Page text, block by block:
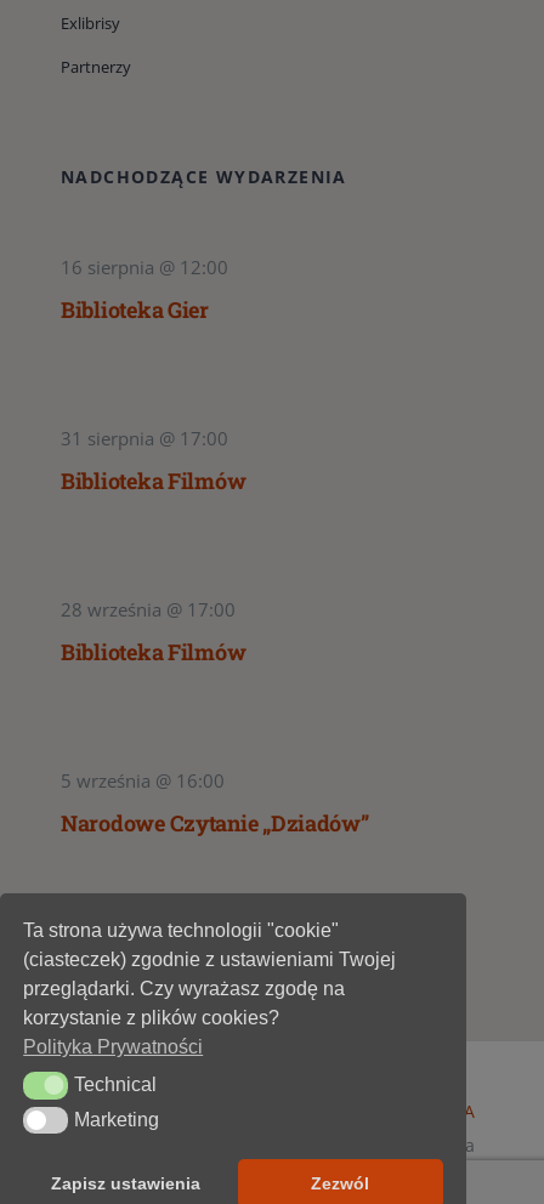
Exlibrisy
Partnerzy
NADCHODZĄCE WYDARZENIA
16 sierpnia @ 12:00
Biblioteka Gier
31 sierpnia @ 17:00
Biblioteka Filmów
28 września @ 17:00
Biblioteka Filmów
5 września @ 16:00
Narodowe Czytanie „Dziadów”
1
© 1947 - 2026 •
Miejska Biblioteka Publiczna im. A
• wszelkie prawa
zastrzeżone • projekt i realizacjaSOKÓŁ-IT
Ta strona używa technologii "cookie"
(ciasteczek) zgodnie z ustawieniami Twojej
przeglądarki. Czy wyrażasz zgodę na
korzystanie z plików cookies?
Polityka Prywatności
TechnicalTechnical
MarketingMarketing
Zapisz ustawienia Zezwól